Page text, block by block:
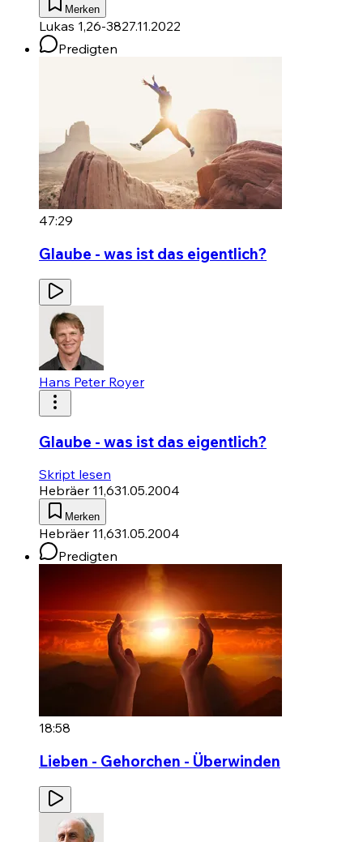
Merken
Lukas 1,26-3827.11.2022
Predigten
47:29
Glaube - was ist das eigentlich?
Hans Peter Royer
Glaube - was ist das eigentlich?
Skript lesen
Hebräer 11,631.05.2004
Merken
Hebräer 11,631.05.2004
Predigten
18:58
Lieben - Gehorchen - Überwinden